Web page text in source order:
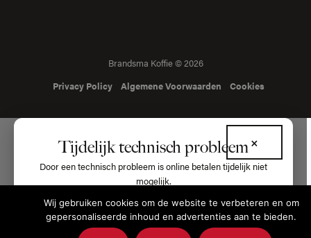
Brandsma Koffie © 2026
Privacy Policy
Algemene Voorwaarden Cookies
×
Tijdelijk technisch probleem
Door een technisch probleem is online betalen tijdelijk niet
mogelijk.
Wilt u een bestelling plaatsen? Bel ons dan gerust:
Wij gebruiken cookies om de website te verbeteren en om
gepersonaliseerde inhoud en advertenties aan te bieden.